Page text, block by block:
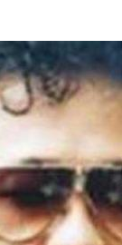
ube’e
Rendi Gulo